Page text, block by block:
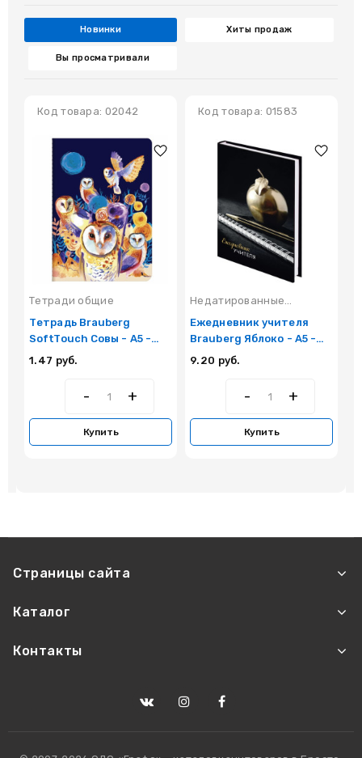
Новинки Хиты продаж
Вы просматривали
Код товара: 02042
Тетради общие
Тетрадь Brauberg
SoftTouch Совы - А5 -
40л - Клетка
1.47 руб.
Купить
Код товара: 01583
Недатированные
ежедневники
Ежедневник учителя
Brauberg Яблоко - А5 -
144л
9.20 руб.
Купить
Страницы сайта
Каталог
Контакты